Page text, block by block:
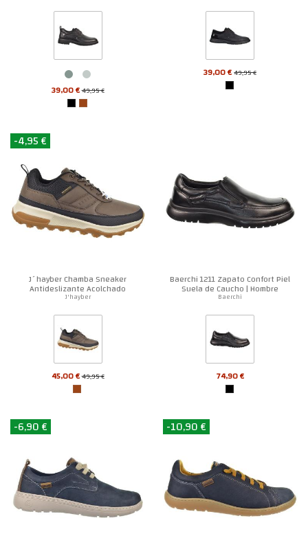
39,00 €49,95 €
39,00 €49,95 €
-4,95 €
J´hayber Chamba Sneaker
Antideslizante Acolchado
Hombre
J'hayber
45,00 €49,95 €
Baerchi 1211 Zapato Confort Piel
Suela de Caucho | Hombre
Baerchi
74,90 €
-6,90 € -10,90 €